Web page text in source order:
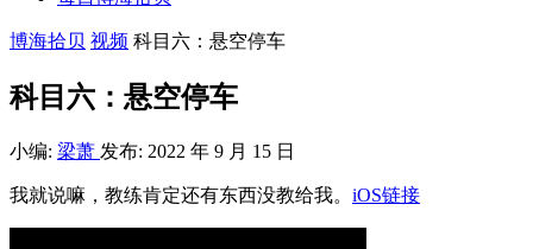
博海拾贝 视频 科目六：悬空停车
科目六：悬空停车
小编: 梁萧 发布: 2022 年 9 月 15 日
我就说嘛，教练肯定还有东西没教给我。 iOS链接